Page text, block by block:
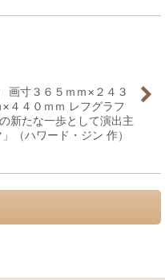
画寸３６５ｍｍ×２４３
４４０ｍｍ レフグラフ
新たな一歩として演出主
（ハワード・ジン 作）